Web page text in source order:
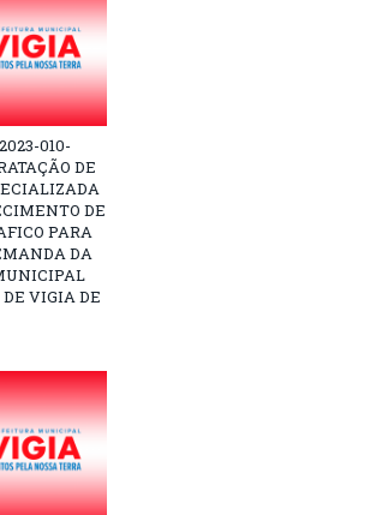
010-
DE
DE
PARA
DA
VIGIA DE